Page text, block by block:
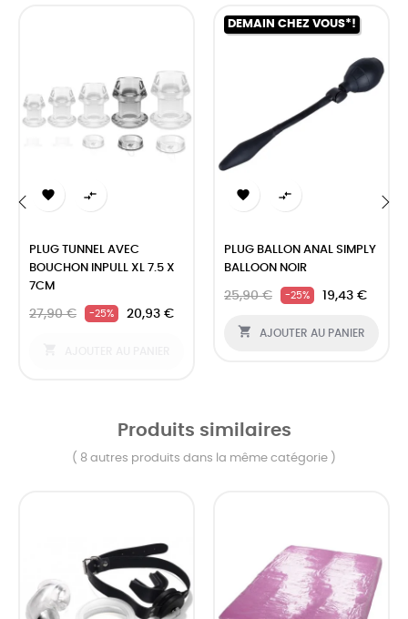
 
PLUG TUNNEL AVEC
BOUCHON INPULL XL 7.5 X
7CM
27,90 € -25% 20,93 €
DEMAIN CHEZ VOUS*!
 
PLUG BALLON ANAL SIMPLY
BALLOON NOIR
25,90 € -25% 19,43 €
 AJOUTER AU PANIER
Produits similaires
( 8 autres produits dans la même catégorie )